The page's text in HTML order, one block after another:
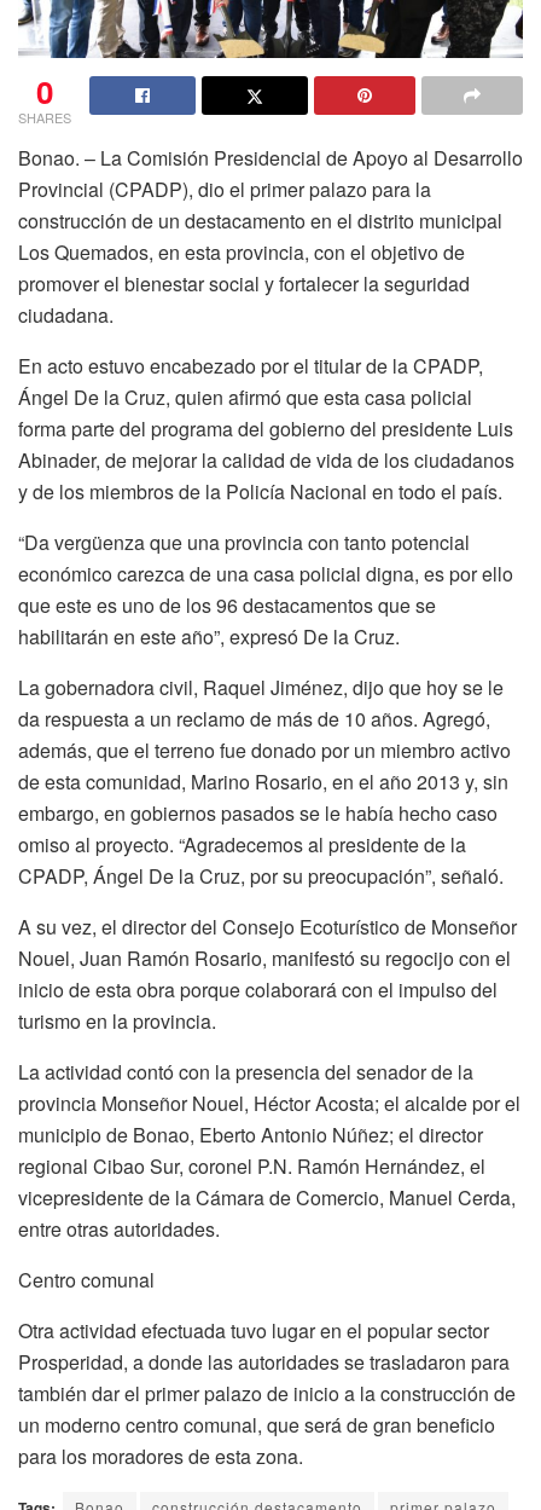
0
SHARES
Bonao. – La Comisión Presidencial de Apoyo al Desarrollo
Provincial (CPADP), dio el primer palazo para la
construcción de un destacamento en el distrito municipal
Los Quemados, en esta provincia, con el objetivo de
promover el bienestar social y fortalecer la seguridad
ciudadana.
En acto estuvo encabezado por el titular de la CPADP,
Ángel De la Cruz, quien afirmó que esta casa policial
forma parte del programa del gobierno del presidente Luis
Abinader, de mejorar la calidad de vida de los ciudadanos
y de los miembros de la Policía Nacional en todo el país.
“Da vergüenza que una provincia con tanto potencial
económico carezca de una casa policial digna, es por ello
que este es uno de los 96 destacamentos que se
habilitarán en este año”, expresó De la Cruz.
La gobernadora civil, Raquel Jiménez, dijo que hoy se le
da respuesta a un reclamo de más de 10 años. Agregó,
además, que el terreno fue donado por un miembro activo
de esta comunidad, Marino Rosario, en el año 2013 y, sin
embargo, en gobiernos pasados se le había hecho caso
omiso al proyecto. “Agradecemos al presidente de la
CPADP, Ángel De la Cruz, por su preocupación”, señaló.
A su vez, el director del Consejo Ecoturístico de Monseñor
Nouel, Juan Ramón Rosario, manifestó su regocijo con el
inicio de esta obra porque colaborará con el impulso del
turismo en la provincia.
La actividad contó con la presencia del senador de la
provincia Monseñor Nouel, Héctor Acosta; el alcalde por el
municipio de Bonao, Eberto Antonio Núñez; el director
regional Cibao Sur, coronel P.N. Ramón Hernández, el
vicepresidente de la Cámara de Comercio, Manuel Cerda,
entre otras autoridades.
Centro comunal
Otra actividad efectuada tuvo lugar en el popular sector
Prosperidad, a donde las autoridades se trasladaron para
también dar el primer palazo de inicio a la construcción de
un moderno centro comunal, que será de gran beneficio
para los moradores de esta zona.